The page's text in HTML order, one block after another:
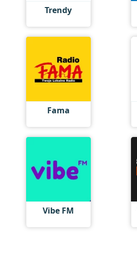
Trendy
Fama
Vibe FM